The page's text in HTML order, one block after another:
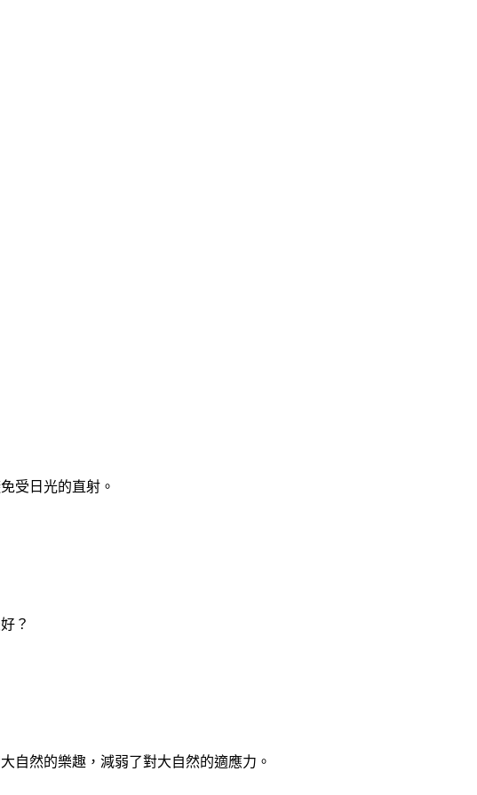
受日光的直射。
？
自然的樂趣，減弱了對大自然的適應力。